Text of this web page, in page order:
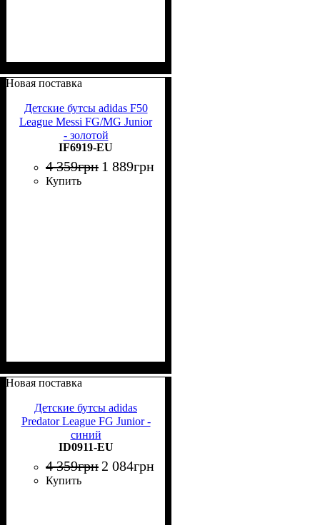
Новая поставка
Детские бутсы adidas F50
League Messi FG/MG Junior
- золотой
IF6919-EU
4 359грн 1 889грн
Купить
Новая поставка
Детские бутсы adidas
Predator League FG Junior -
синий
ID0911-EU
4 359грн 2 084грн
Купить